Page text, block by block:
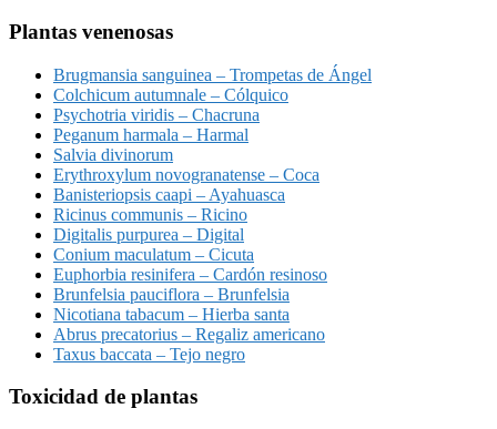
Plantas venenosas
Brugmansia sanguinea – Trompetas de Ángel
Colchicum autumnale – Cólquico
Psychotria viridis – Chacruna
Peganum harmala – Harmal
Salvia divinorum
Erythroxylum novogranatense – Coca
Banisteriopsis caapi – Ayahuasca
Ricinus communis – Ricino
Digitalis purpurea – Digital
Conium maculatum – Cicuta
Euphorbia resinifera – Cardón resinoso
Brunfelsia pauciflora – Brunfelsia
Nicotiana tabacum – Hierba santa
Abrus precatorius – Regaliz americano
Taxus baccata – Tejo negro
Toxicidad de plantas